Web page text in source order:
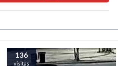
136
visitas